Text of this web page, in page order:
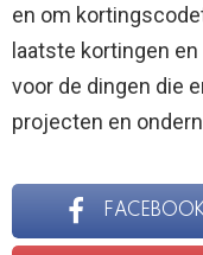
en om
laatste kortingen
voor de dingen die
projecten en